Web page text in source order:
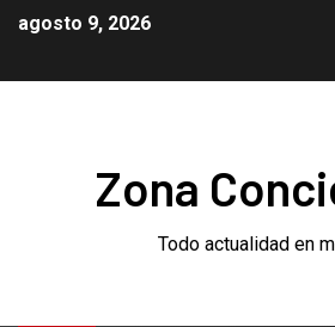
agosto 9, 2026
Zona
Todo actualidad en